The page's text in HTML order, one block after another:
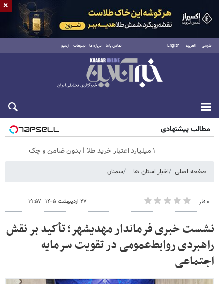
فارسی العربية English تماس با ما درباره ما تبلیغات آرشیو
شنبه ۱۷ مرداد ۱۴۰۵
مطالب پیشنهادی
۱ میلیارد اعتبار خرید طلا | بدون ضامن و چک
صفحه اصلی اخبار استان ها سمنان
۰ نفر ۲۷ اردیبهشت ۱۴۰۵ - ۱۹:۵۷
نشست خبری فرماندار مهدیشهر؛ تأکید بر نقش
راهبردی روابط‌عمومی در تقویت سرمایه
اجتماعی
×